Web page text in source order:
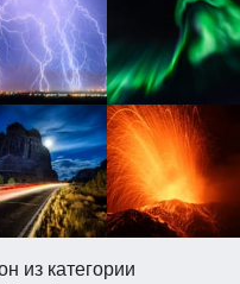
из категории